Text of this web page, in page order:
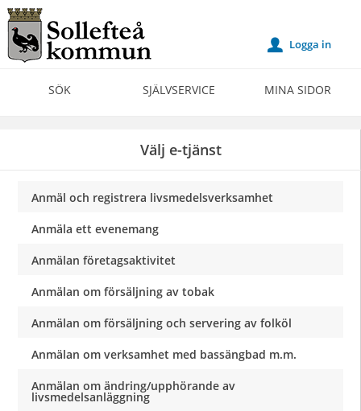
Välkommen
till
Självservice
Sollefteå
SÖK SJÄLVSERVICE MINA SIDOR
u Logga in
Välj e-tjänst
Anmäl och registrera livsmedelsverksamhet
Anmäla ett evenemang
Anmälan företagsaktivitet
Anmälan om försäljning av tobak
Anmälan om försäljning och servering av folköl
Anmälan om verksamhet med bassängbad m.m.
Anmälan om ändring/upphörande av
livsmedelsanläggning